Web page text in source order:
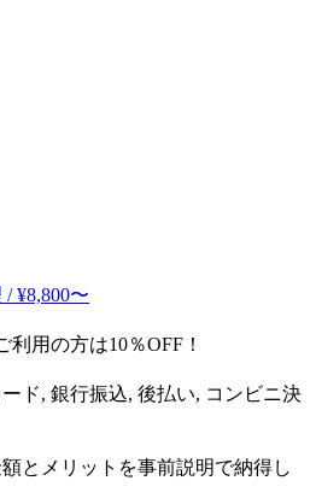
¥8,800〜
利用の方は10％OFF！
ド, 銀行振込, 後払い, コンビニ決
とメリットを事前説明で納得し